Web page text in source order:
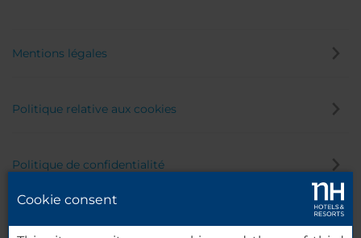
Mentions légales
Politique relative aux cookies
Politique de confidentialité
Cookie consent